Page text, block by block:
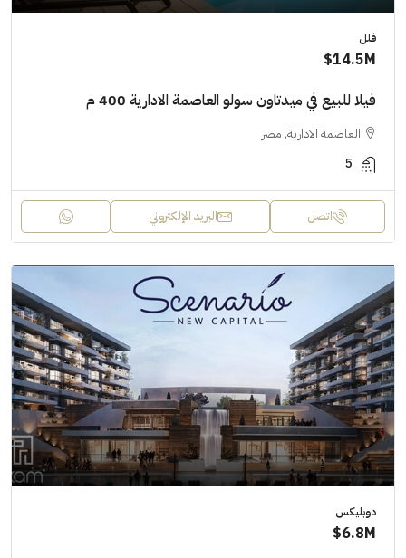
فلل
14.5M$
فيلا للبيع في ميدتاون سولو العاصمة الادارية 400 م
العاصمة الادارية, مصر
5
اتصل البريد الإلكتروني
دوبليكس
6.8M$